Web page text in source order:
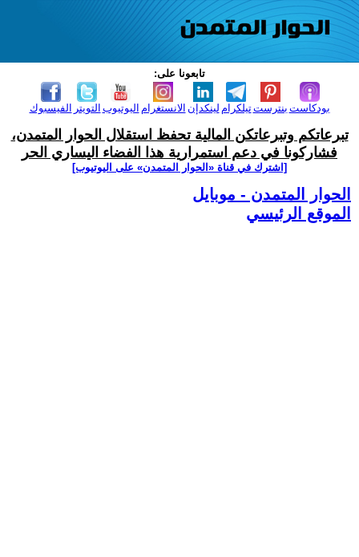
تابعونا على:
الفيسبوك التويتر اليوتيوب الانستغرام لينكدإن تيلكرامبنترست بودكاست
تبرعاتكم وتبرعاتكن المالية تحفظ استقلال الحوار المتمدن،
فشاركونا في دعم استمرارية هذا الفضاء اليساري الحر
[اشترك في قناة ‫«الحوار المتمدن» على اليوتيوب]
الحوار المتمدن - موبايل
الموقع الرئيسي